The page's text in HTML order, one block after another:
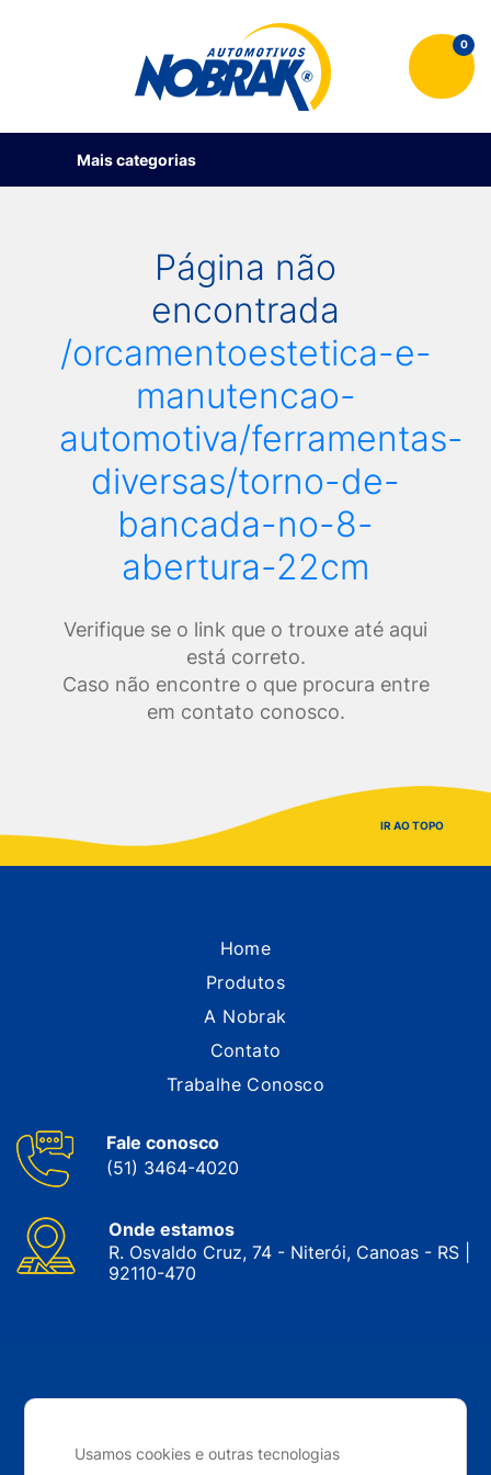
Usamos cookies e outras tecnologias
0
Mais categorias
Página não
encontrada
/orcamentoestetica-e-
manutencao-
automotiva/ferramentas-
diversas/torno-de-
bancada-no-8-
abertura-22cm
Verifique se o link que o trouxe até aqui
está correto.
Caso não encontre o que procura entre
em contato conosco.
IR AO TOPO
Home
Produtos
A Nobrak
Contato
Trabalhe Conosco
Fale conosco
(51) 3464-4020
Onde estamos
R. Osvaldo Cruz, 74 - Niterói, Canoas - RS |
92110-470
reservados. 2024